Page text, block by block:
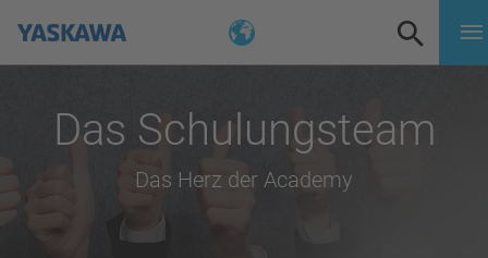
Das Schulungsteam
Das Herz der Academy